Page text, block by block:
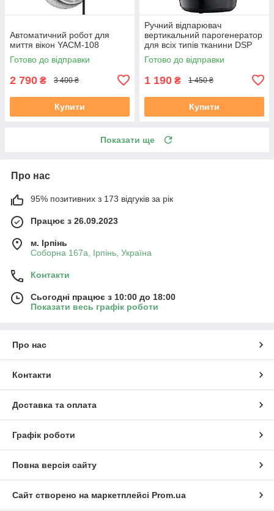
Автоматичний робот для
миття вікон YACM-108
Готово до відправки
2 790 ₴ 3 400 ₴
Купити
Ручний відпарювач
вертикальний парогенератор
для всіх типів тканини DSP
KD-1165 1500 Вт 400 мл
Готово до відправки
1 190 ₴ 1 450 ₴
Купити
Показати ще
Про нас
95% позитивних з 173 відгуків за рік
Працює з 26.09.2023
м. Ірпінь
Соборна 167а, Ірпінь, Україна
Контакти
Сьогодні працює з 10:00 до 18:00
Показати весь графік роботи
Про нас
Контакти
Доставка та оплата
Графік роботи
Повна версія сайту
Сайт створено на маркетплейсі Prom.ua